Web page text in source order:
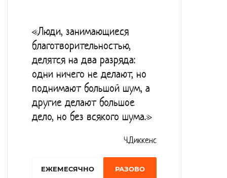
с психологом в комнате психологической
разгрузки, оборудованной
звуковоспроизводящей аппаратурой. Для
улучшения памяти, концентрации
внимания, проживающие участвуют в
развлекательных мероприятиях,
занимаются рисованием, лепкой,
проходят соревнования среди ПНИ по
«Люди, занимающиеся
благотворительностью,
делятся на два разряда:
одни ничего не делают, но
поднимают большой шум, а
другие делают большое
дело, но без всякого шума.»
Ч.Диккенс
EЖЕМЕСЯЧНО РАЗОВО